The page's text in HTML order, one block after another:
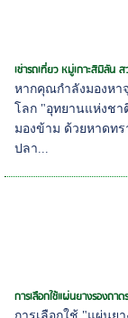
เช่ารถเที่ยว หมู่เกาะสิมิลัน
หากคุณกำลังมองหา
โลก "อุทยานแห่งชา
มองข้าม ด้วยหาดท
ปลา...
การเลือกใช้แผ่นยางรองถา